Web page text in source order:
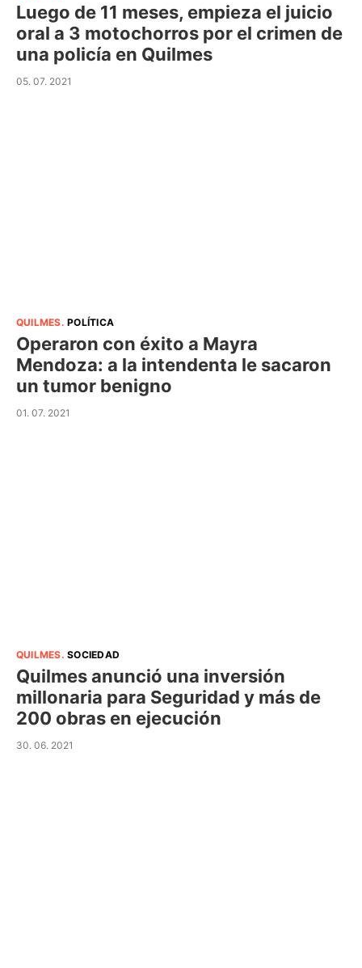
Luego de 11 meses, empieza el juicio
oral a 3 motochorros por el crimen de
una policía en Quilmes
05. 07. 2021
QUILMES.POLÍTICA
Operaron con éxito a Mayra
Mendoza: a la intendenta le sacaron
un tumor benigno
01. 07. 2021
QUILMES.SOCIEDAD
Quilmes anunció una inversión
millonaria para Seguridad y más de
200 obras en ejecución
30. 06. 2021